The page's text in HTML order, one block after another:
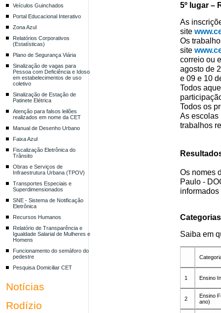
Veículos Guinchados
Portal Educacional Interativo
Zona Azul
Relatórios Corporativos
(Estatísticas)
Plano de Segurança Viária
Sinalização de vagas para
Pessoa com Deficiência e Idoso
em estabelecimentos de uso
coletivo
Sinalização de Estação de
Patinete Elétrica
Atenção para falsos leilões
realizados em nome da CET
Manual de Desenho Urbano
Faixa Azul
Fiscalização Eletrônica do
Trânsito
Obras e Serviços de
Infraestrutura Urbana (TPOV)
Transportes Especiais e
Superdimensionados
SNE - Sistema de Notificação
Eletrônica
Recursos Humanos
Relatório de Transparência e
Igualdade Salarial de Mulheres e
Homens
Funcionamento do semáforo do
pedestre
Pesquisa Domiciliar CET
Notícias
Rodízio
5º lugar –
As
site
Os
site
correio ou
agostode
e 09e 10
Todos
Todos os
As escolas
trabalhos
Osnomes
Paulo -
Categorias
Saiba em
1 Ensino
2
Ensino
ano)